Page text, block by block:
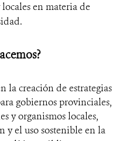
en materia de
la creación de estrategias
gobiernos provinciales,
y organismos locales,
y el uso sostenible en la